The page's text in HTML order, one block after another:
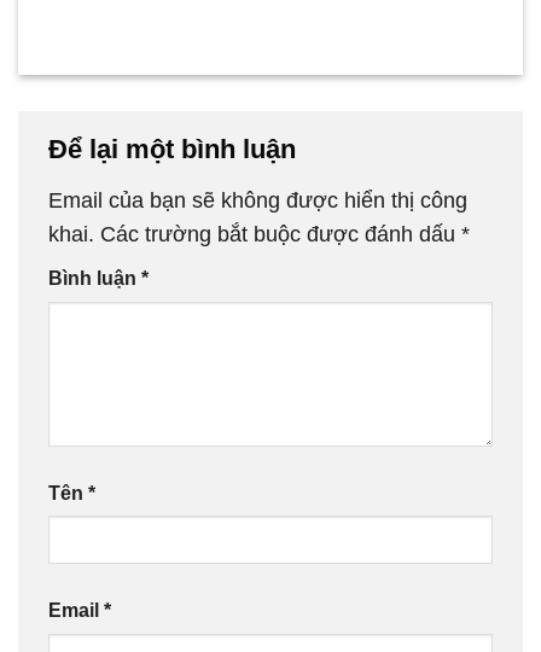
Để lại một bình luận
Email của bạn sẽ không được hiển thị công
khai. Các trường bắt buộc được đánh dấu *
Bình luận *
Tên *
Email *